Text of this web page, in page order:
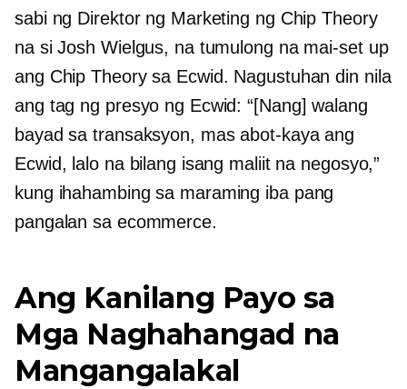
sabi ng Direktor ng Marketing ng Chip Theory
na si Josh Wielgus, na tumulong na mai-set up
ang Chip Theory sa Ecwid. Nagustuhan din nila
ang tag ng presyo ng Ecwid: “[Nang] walang
bayad sa transaksyon, mas abot-kaya ang
Ecwid, lalo na bilang isang maliit na negosyo,”
kung ihahambing sa maraming iba pang
pangalan sa ecommerce.
Ang Kanilang Payo sa
Mga Naghahangad na
Mangangalakal